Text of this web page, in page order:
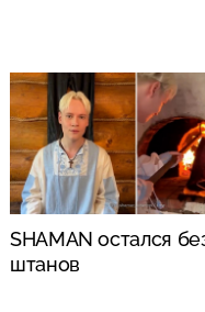
SHAMAN остался
штанов